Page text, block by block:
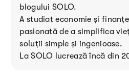
blogului SOLO.
A studiat economie și
pasionată de a simplifica
soluții simple și ingenioase.
La SOLO lucrează încă din